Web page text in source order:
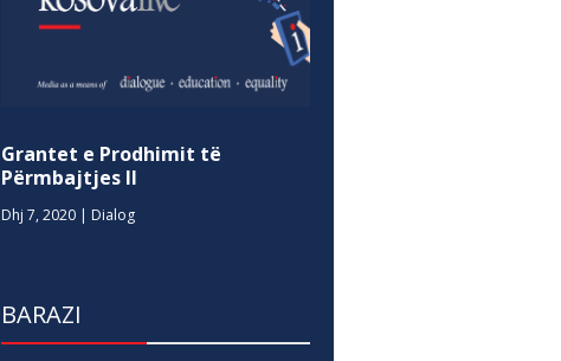
Grantet e Prodhimit të
Përmbajtjes II
Dhj 7, 2020 | Dialog
BARAZI